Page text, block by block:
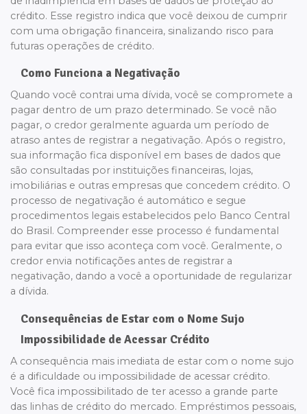
crédito. Esse registro indica que você deixou de cumprir
com uma obrigação financeira, sinalizando risco para
futuras operações de crédito.
Como Funciona a Negativação
Quando você contrai uma dívida, você se compromete a
pagar dentro de um prazo determinado. Se você não
pagar, o credor geralmente aguarda um período de
atraso antes de registrar a negativação. Após o registro,
sua informação fica disponível em bases de dados que
são consultadas por instituições financeiras, lojas,
imobiliárias e outras empresas que concedem crédito. O
processo de negativação é automático e segue
procedimentos legais estabelecidos pelo Banco Central
do Brasil. Compreender esse processo é fundamental
para evitar que isso aconteça com você. Geralmente, o
credor envia notificações antes de registrar a
negativação, dando a você a oportunidade de regularizar
a dívida.
Consequências de Estar com o Nome Sujo
Impossibilidade de Acessar Crédito
A consequência mais imediata de estar com o nome sujo
é a dificuldade ou impossibilidade de acessar crédito.
Você fica impossibilitado de ter acesso a grande parte
das linhas de crédito do mercado. Empréstimos pessoais,